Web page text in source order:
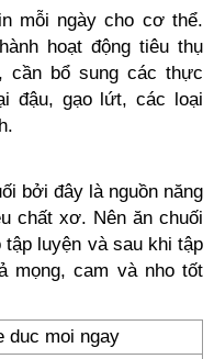
mỗi ngày cho cơ thể.
hoạt động tiêu thụ
cần bổ sung các thực
đậu, gạo lứt, các loại
bởi đây là nguồn năng
chất xơ. Nên ăn chuối
luyện và sau khi tập
mọng, cam và nho tốt